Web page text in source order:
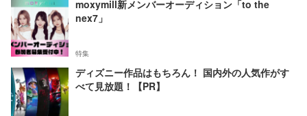
moxymill新メンバーオーディション「to the
nex7」
特集
ディズニー作品はもちろん！ 国内外の人気作がす
べて見放題！【PR】